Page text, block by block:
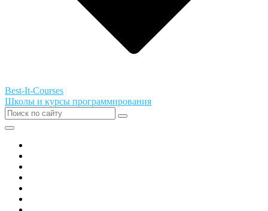
Best-It-Courses
Школы и курсы программирования